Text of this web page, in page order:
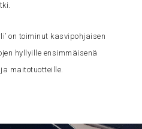
on toiminut kasvipohjaisen
hyllyille ensimmäisenä
maitotuotteille.